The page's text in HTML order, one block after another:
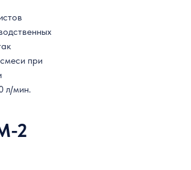
при
л/мин.
2